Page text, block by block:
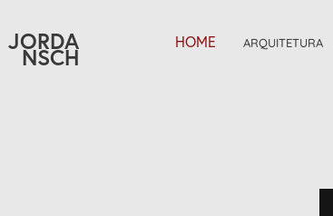
JORDA
NSCH
HOME ARQUITETURA